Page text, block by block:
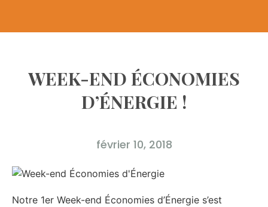
WEEK-END ÉCONOMIES
D’ÉNERGIE !
février 10, 2018
Notre 1er Week-end Économies d’Énergie s’est